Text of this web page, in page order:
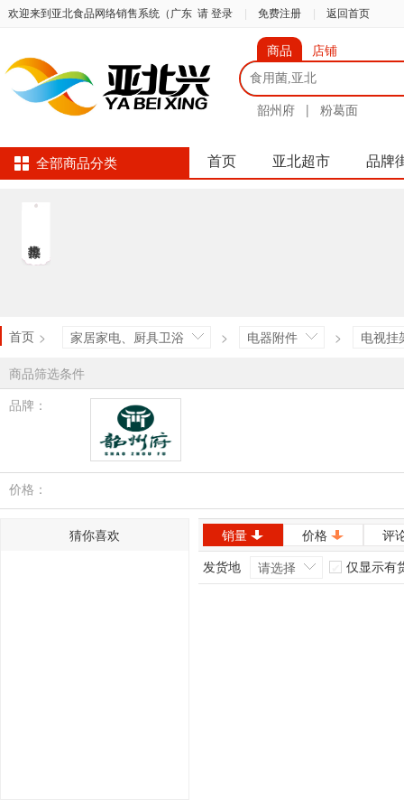
欢迎来到亚北食品网络销售系统（广东 请 登录 免费注册 返回首页
商品 店铺
韶州府 | 粉葛面
全部商品分类 首页 亚北超市 品牌
首页 > 家居家电、厨具卫浴 > 电器附件 >
电视挂
商品筛选条件
品牌：
韶州府
价格：
猜你喜欢 销量 价格
评
发货地
请选择 仅显示有